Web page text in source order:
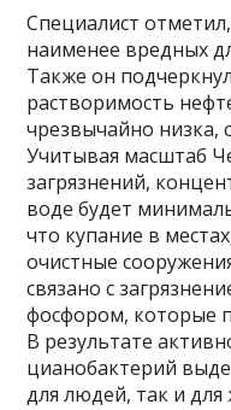
Специалист
наименее вредных
Также он
растворимость
чрезвычайно низка,
Учитывая масштаб
загрязнений,
воде будет
что купание в
очистные
связано с
фосфором, которые
В результате
цианобактерий
для людей, так и